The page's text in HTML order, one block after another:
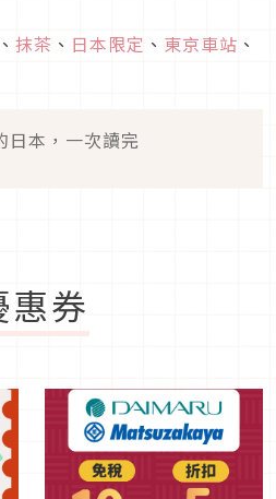
、 抹茶 、 日本限定 、 東京車站 、
日本，一次讀完
惠券